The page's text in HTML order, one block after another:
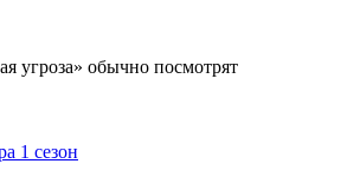
угроза» обыч­но по­смот­рят
1 сезон